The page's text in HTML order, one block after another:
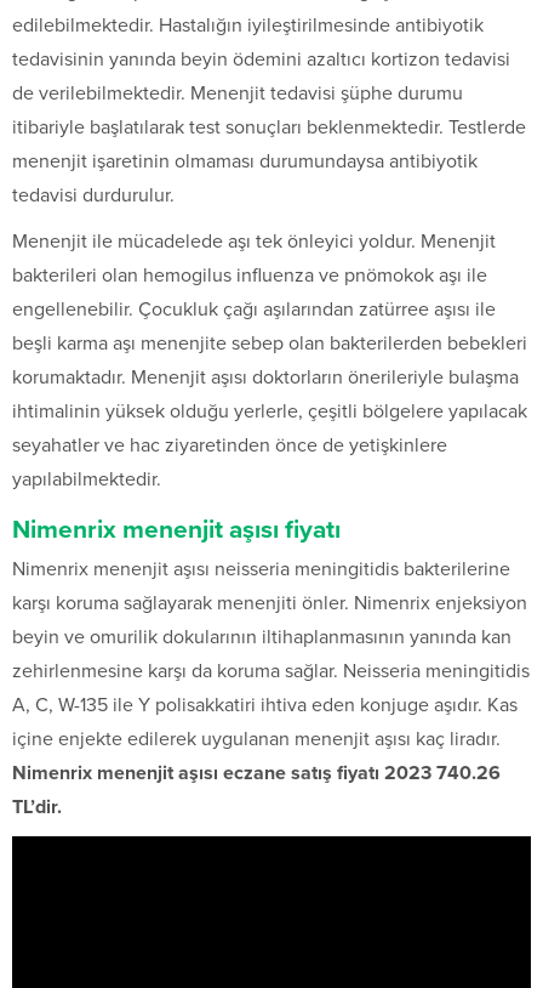
edilebilmektedir. Hastalığın iyileştirilmesinde antibiyotik
tedavisinin yanında beyin ödemini azaltıcı kortizon tedavisi
de verilebilmektedir. Menenjit tedavisi şüphe durumu
itibariyle başlatılarak test sonuçları beklenmektedir. Testlerde
menenjit işaretinin olmaması durumundaysa antibiyotik
tedavisi durdurulur.
Menenjit ile mücadelede aşı tek önleyici yoldur. Menenjit
bakterileri olan hemogilus influenza ve pnömokok aşı ile
engellenebilir. Çocukluk çağı aşılarından zatürree aşısı ile
beşli karma aşı menenjite sebep olan bakterilerden bebekleri
korumaktadır. Menenjit aşısı doktorların önerileriyle bulaşma
ihtimalinin yüksek olduğu yerlerle, çeşitli bölgelere yapılacak
seyahatler ve hac ziyaretinden önce de yetişkinlere
yapılabilmektedir.
Nimenrix menenjit aşısı fiyatı
Nimenrix menenjit aşısı neisseria meningitidis bakterilerine
karşı koruma sağlayarak menenjiti önler. Nimenrix enjeksiyon
beyin ve omurilik dokularının iltihaplanmasının yanında kan
zehirlenmesine karşı da koruma sağlar. Neisseria meningitidis
A, C, W-135 ile Y polisakkatiri ihtiva eden konjuge aşıdır. Kas
içine enjekte edilerek uygulanan menenjit aşısı kaç liradır.
Nimenrix menenjit aşısı eczane satış fiyatı 2023 740.26
TL’dir.